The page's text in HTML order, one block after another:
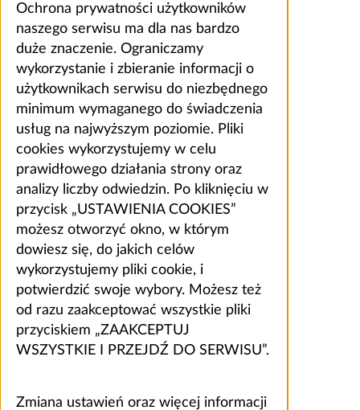
Ochrona prywatności użytkowników
naszego serwisu ma dla nas bardzo
duże znaczenie. Ograniczamy
wykorzystanie i zbieranie informacji o
użytkownikach serwisu do niezbędnego
minimum wymaganego do świadczenia
usług na najwyższym poziomie. Pliki
cookies wykorzystujemy w celu
prawidłowego działania strony oraz
analizy liczby odwiedzin. Po kliknięciu w
przycisk „USTAWIENIA COOKIES”
możesz otworzyć okno, w którym
dowiesz się, do jakich celów
wykorzystujemy pliki cookie, i
potwierdzić swoje wybory. Możesz też
od razu zaakceptować wszystkie pliki
przyciskiem „ZAAKCEPTUJ
WSZYSTKIE I PRZEJDŹ DO SERWISU”.
Zmiana ustawień oraz więcej informacji